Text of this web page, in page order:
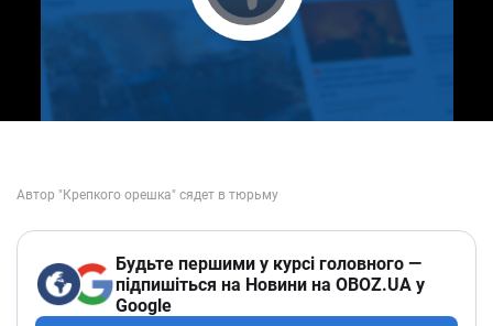
Play Video
Будьте першими у курсі головного —
підпишіться на Новини на OBOZ.UA у
Google